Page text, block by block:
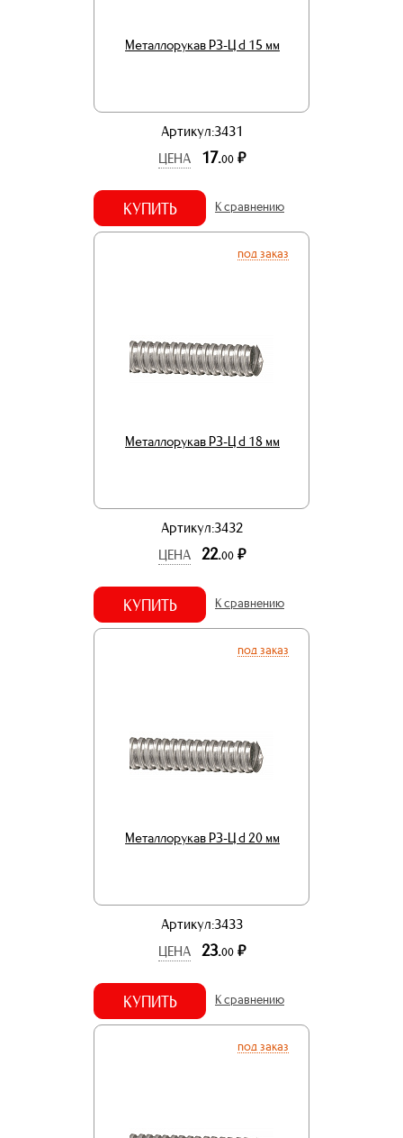
Металлорукав РЗ-Ц d 15 мм
Артикул:3431
ЦЕНА
17.00 р.
КУПИТЬ К сравнению
под заказ
Металлорукав РЗ-Ц d 18 мм
Артикул:3432
ЦЕНА
22.00 р.
КУПИТЬ К сравнению
под заказ
Металлорукав РЗ-Ц d 20 мм
Артикул:3433
ЦЕНА
23.00 р.
КУПИТЬ К сравнению
под заказ